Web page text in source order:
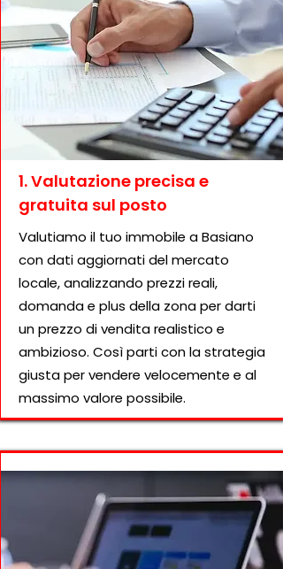
1. Valutazione precisa e
gratuita sul posto
Valutiamo il tuo immobile a Basiano
con dati aggiornati del mercato
locale, analizzando prezzi reali,
domanda e plus della zona per darti
un prezzo di vendita realistico e
ambizioso. Così parti con la strategia
giusta per vendere velocemente e al
massimo valore possibile.